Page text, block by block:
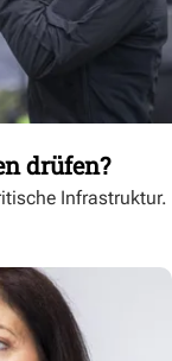
drüfen?
Infrastruktur.